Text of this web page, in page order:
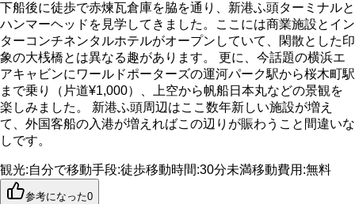
下船後に徒歩で赤煉瓦倉庫を脇を通り、新港ふ頭ターミナルと
ハンマーヘッドを見学してきました。ここには商業施設とイン
ターコンチネンタルホテルがオープンしていて、閑散とした印
象の大桟橋とは異なる趣があります。 更に、今話題の横浜エ
アキャビンにワールドポーターズの運河パーク駅から桜木町駅
まで乗り（片道¥1,000）、上空から帆船日本丸などの景観を
楽しみました。 新港ふ頭周辺はここ数年新しい施設が増え
て、外国客船の入港が増えればこの辺りが賑わうこと間違いな
しです。
観光:自分で移動手段:徒歩移動時間:30分未満移動費用 :無料
参考になった0